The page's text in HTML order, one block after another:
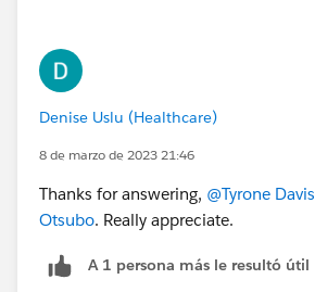
Denise Uslu (Healthcare)
8 de marzo de 2023 21:46
Thanks for answering, @Tyrone Davis
Otsubo. Really appreciate.
A 1 persona más le resultó útil